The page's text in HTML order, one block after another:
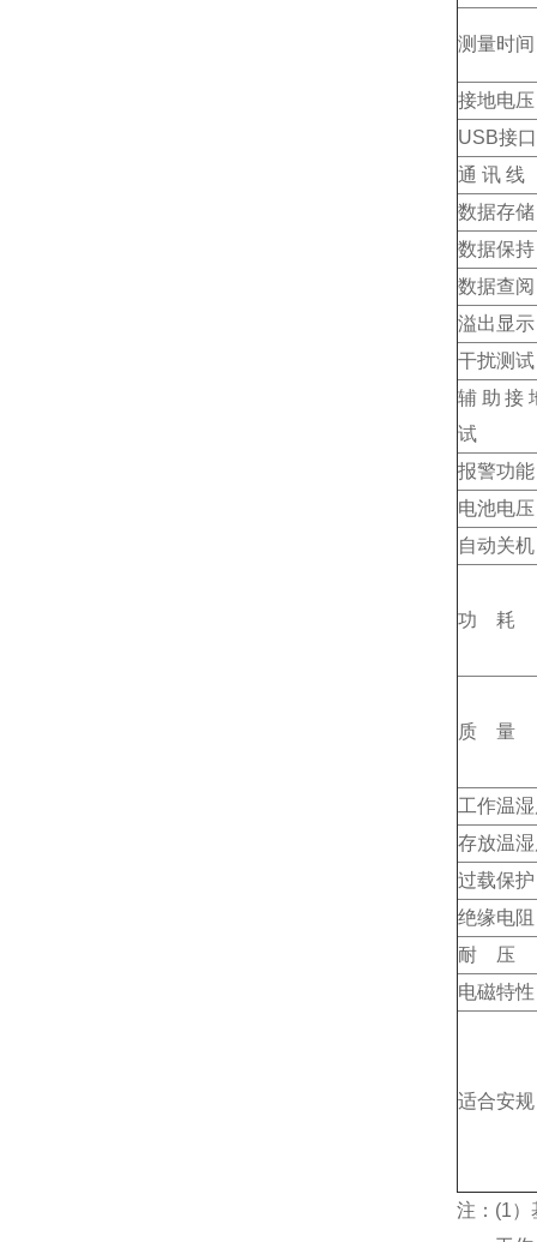
测量时间
接地电压
USB接口
通 讯 线
数据存储
数据保持
数据查阅
溢出显示
干扰测试
辅助接
试
报警功能
电池电压
自动关机
功 耗
质 量
工作温
存放温
过载保护
绝缘电阻
耐 压
电磁特性
适合安规
注：(1）